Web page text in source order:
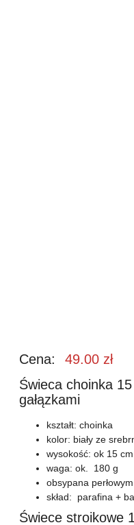
Cena: 49.00 zł
Świeca choinka
gałązkami
kształt: choinka
kolor: biały ze
wysokość: ok 15 cm
waga: ok. 180 g
obsypana
skład: parafina +
Świece stroikowe